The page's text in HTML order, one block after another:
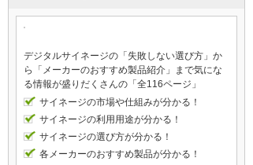
デジタルサイネージの「失敗しない選び方」か
ら「メーカーのおすすめ製品紹介」まで気にな
る情報が盛りだくさんの「全116ページ」
サイネージの市場や仕組みが分かる！
サイネージの利用用途が分かる！
サイネージの選び方が分かる！
各メーカーのおすすめ製品が分かる！